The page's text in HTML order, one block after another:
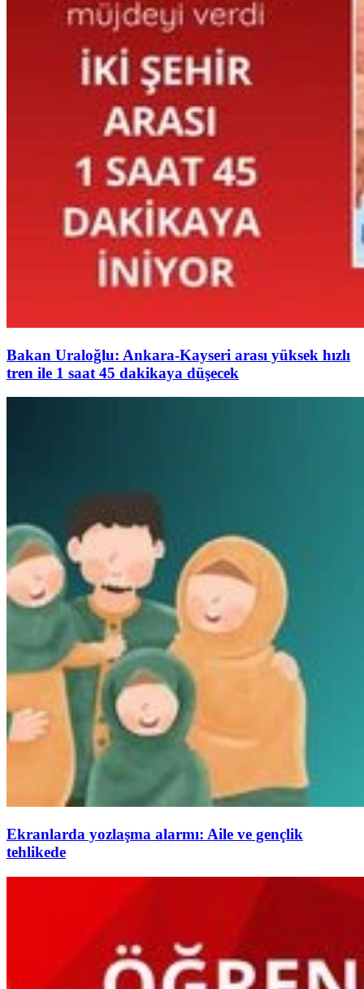
Bakan Uraloğlu: Ankara-Kayseri arası yüksek hızlı
tren ile 1 saat 45 dakikaya düşecek
Ekranlarda yozlaşma alarmı: Aile ve gençlik
tehlikede